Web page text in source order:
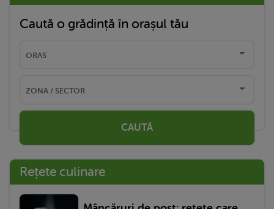
Caută o grădință în orașul tău
CAUTĂ
Rețete culinare